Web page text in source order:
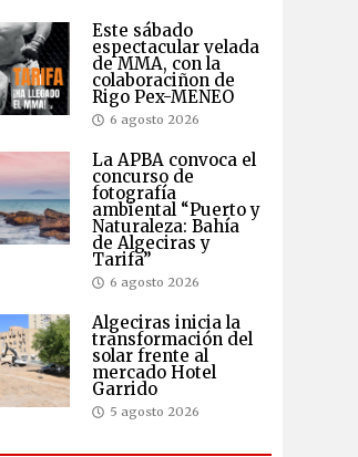
Este sábado
espectacular velada
de MMA, con la
colaboraciñon de
Rigo Pex-MENEO
6 agosto 2026
La APBA convoca el
concurso de
fotografía
ambiental “Puerto y
Naturaleza: Bahía
de Algeciras y
Tarifa”
6 agosto 2026
Algeciras inicia la
transformación del
solar frente al
mercado Hotel
Garrido
5 agosto 2026